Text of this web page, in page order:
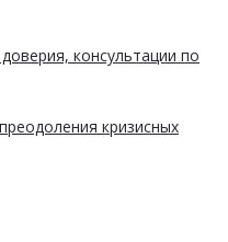
консультации по
кризисных